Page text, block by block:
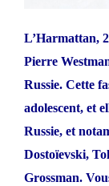
L’Harmattan,
Pierre
Russie. Cette
adolescent, et
Russie, et
Dostoïevski,
Grossman.